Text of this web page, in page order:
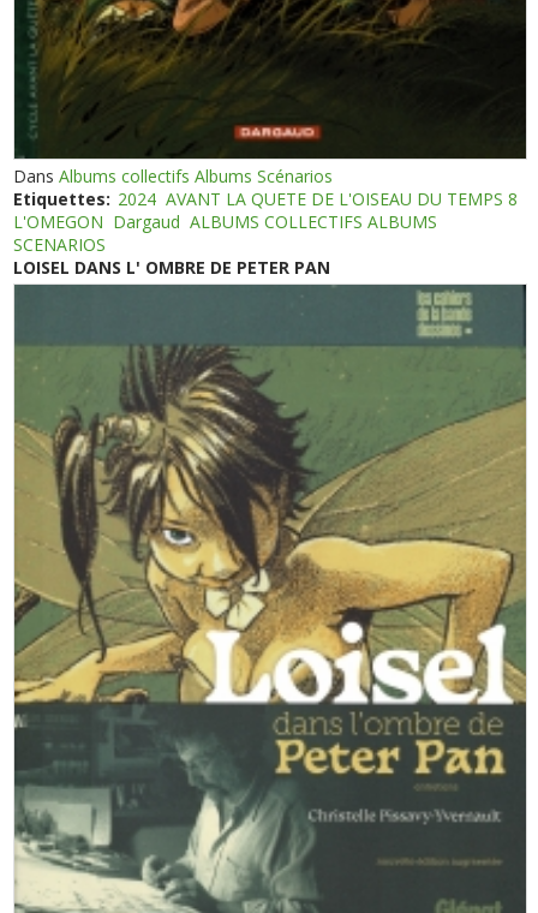
DansAlbums collectifs Albums Scénarios
Etiquettes: 2024 AVANT LA QUETE DE L'OISEAU DU TEMPS 8
L'OMEGON Dargaud ALBUMS COLLECTIFS ALBUMS
SCENARIOS
LOISEL DANS L' OMBRE DE PETER PAN